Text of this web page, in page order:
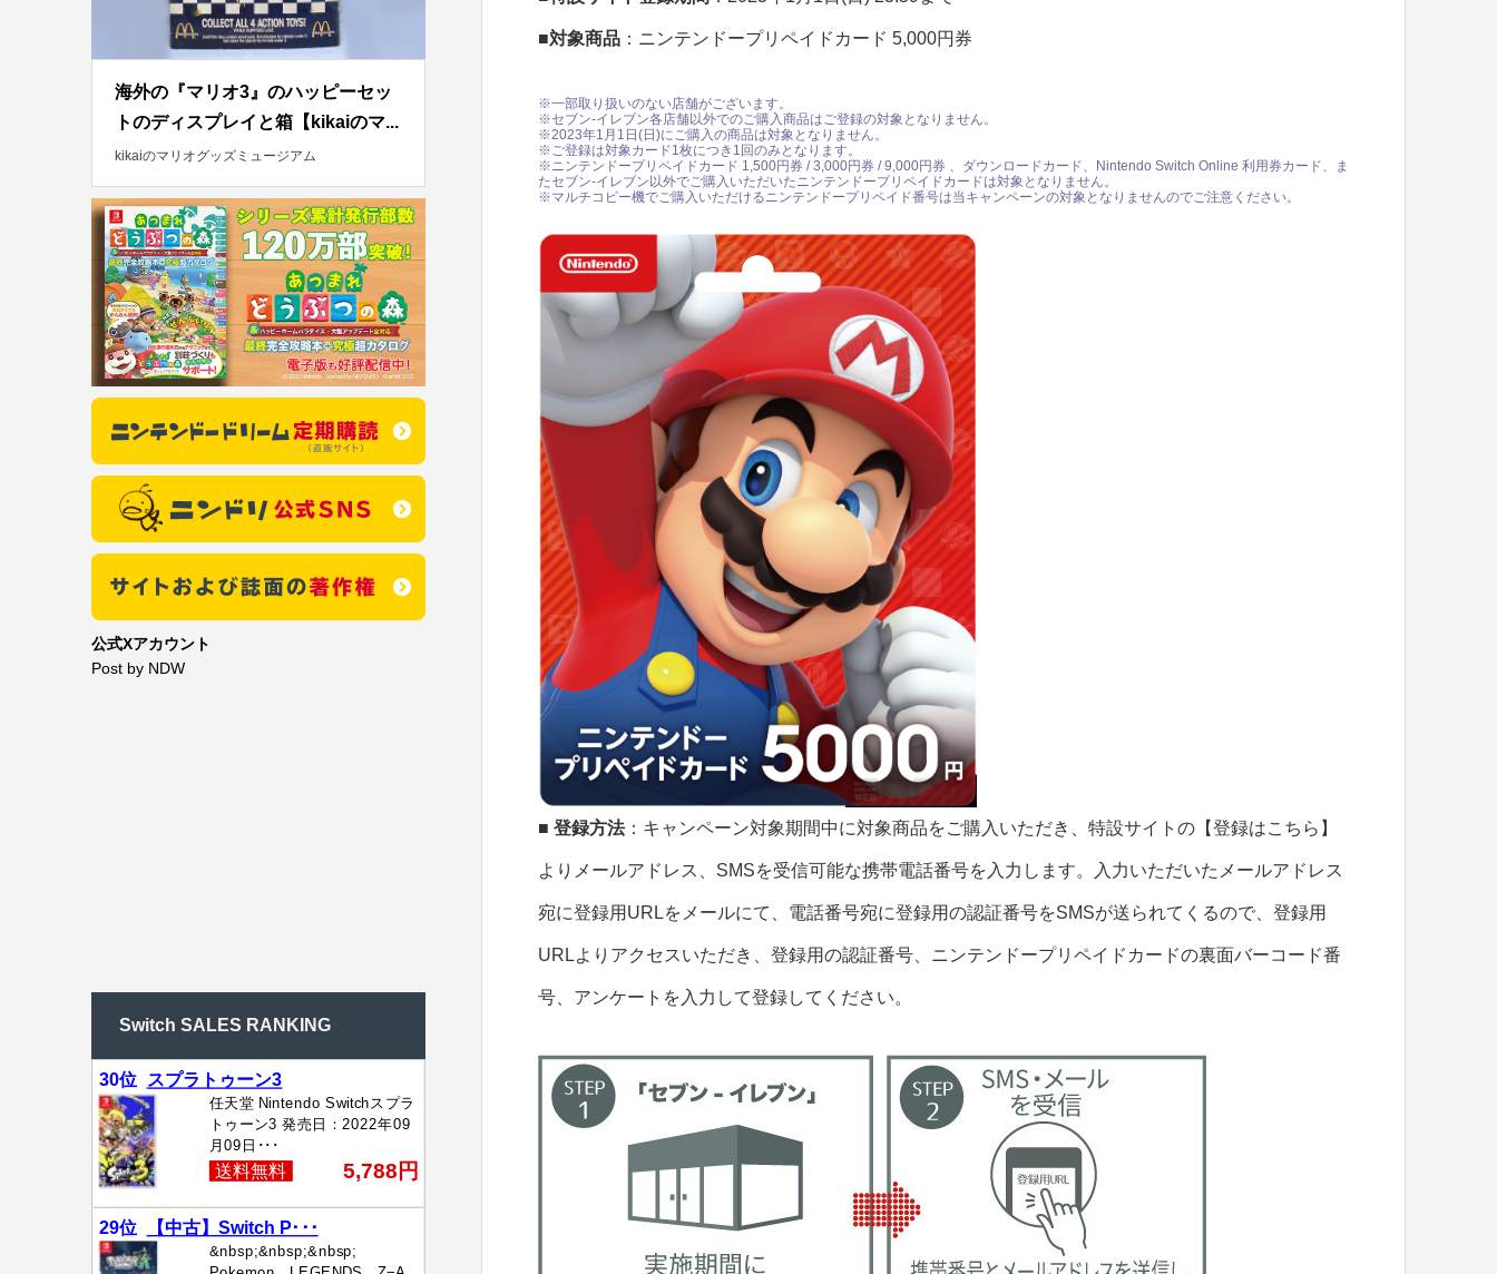
■対象商品：ニンテンドープリペイドカード 5,000円券
※一部取り扱いのない店舗がございます。
※セブン‐イレブン各店舗以外でのご購入商品はご登録の対象となりません。
※2023年1月1日(日)にご購入の商品は対象となりません。
※ご登録は対象カード1枚につき1回のみとなります。
※ニンテンドープリペイドカード 1,500円券 / 3,000円券 / 9,000円券 、ダウンロードカード、Nintendo Switch Online 利用券カード、ま
たセブン‐イレブン以外でご購入いただいたニンテンドープリペイドカードは対象となりません。
※マルチコピー機でご購入いただけるニンテンドープリペイド番号は当キャンペーンの対象となりませんのでご注意ください。
■ 登録方法：キャンペーン対象期間中に対象商品をご購入いただき、特設サイトの【登録はこちら】
よりメールアドレス、SMSを受信可能な携帯電話番号を入力します。入力いただいたメールアドレス
宛に登録用URLをメールにて、電話番号宛に登録用の認証番号をSMSが送られてくるので、登録用
URLよりアクセスいただき、登録用の認証番号、ニンテンドープリペイドカードの裏面バーコード番
号、アンケートを入力して登録してください。
海外の『マリオ3』のハッピーセッ
トのディスプレイと箱【kikaiのマ...
kikaiのマリオグッズミュージアム
公式Xアカウント
Post by NDW
Switch SALES RANKING